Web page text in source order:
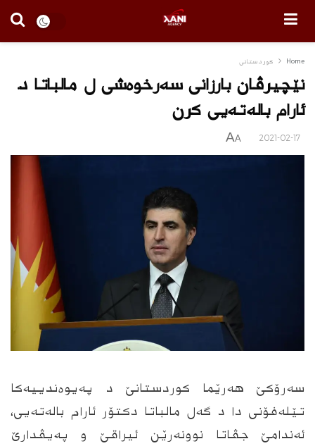
Home كوردستانى
نێچیرڤان بارزانی سەرخوەشی ل مالباتا د.
ئارام بالەتەیی کرن
2021-02-17
A
A
سەرۆکێ ھەرێما کوردستانێ د پەیوەندییەکا
تێلەفۆنی دا د گەل مالباتا دکتۆر ئارام بالەتەیی،
ئەندامێ جڤاتا نوونەرێن ئیراقێ و پەیڤدارێ